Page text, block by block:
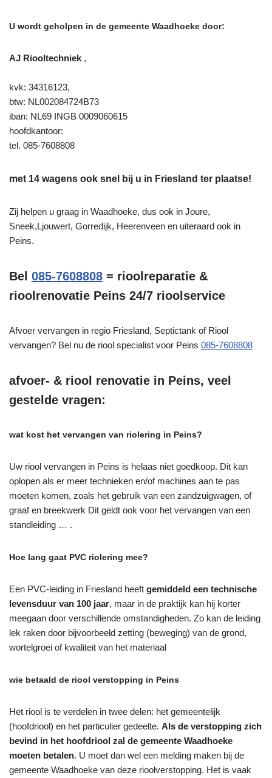
U wordt geholpen in de gemeente Waadhoeke door:
AJ Riooltechniek ,
kvk: 34316123,
btw: NL002084724B73
iban: NL69 INGB 0009060615
hoofdkantoor:
tel. 085-7608808
met 14 wagens ook snel bij u in Friesland ter plaatse!
Zij helpen u graag in Waadhoeke, dus ook in Joure,
Sneek,Ljouwert, Gorredijk, Heerenveen en uiteraard ook in
Peins.
Bel 085-7608808 = rioolreparatie &
rioolrenovatie Peins 24/7 rioolservice
Afvoer vervangen in regio Friesland, Septictank of Riool
vervangen? Bel nu de riool specialist voor Peins 085-7608808
afvoer- & riool renovatie in Peins, veel
gestelde vragen:
wat kost het vervangen van riolering in Peins?
Uw riool vervangen in Peins is helaas niet goedkoop. Dit kan
oplopen als er meer technieken en/of machines aan te pas
moeten komen, zoals het gebruik van een zandzuigwagen, of
graaf en breekwerk Dit geldt ook voor het vervangen van een
standleiding … .
Hoe lang gaat PVC riolering mee?
Een PVC-leiding in Friesland heeft gemiddeld een technische
levensduur van 100 jaar, maar in de praktijk kan hij korter
meegaan door verschillende omstandigheden. Zo kan de leiding
lek raken door bijvoorbeeld zetting (beweging) van de grond,
wortelgroei of kwaliteit van het materiaal
wie betaald de riool verstopping in Peins
Het riool is te verdelen in twee delen: het gemeentelijk
(hoofdriool) en het particulier gedeelte. Als de verstopping zich
bevind in het hoofdriool zal de gemeente Waadhoeke
moeten betalen. U moet dan wel een melding maken bij de
gemeente Waadhoeke van deze rioolverstopping. Het is vaak